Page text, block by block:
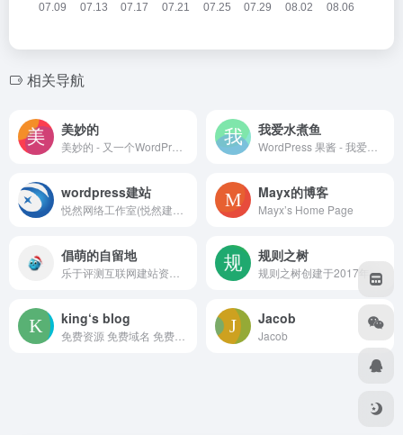
相关导航
美妙的 我爱水煮鱼
wordpress建站 Mayx的博客
Mayx’s Home Page
倡萌的自留地 规则之树
规则之树创建于2017年，由简单的个人技术小站，发展为综合性的文章内容博客，主要分享各类技术教程，互联网评测，原创小说文章等内容。一直以来，我们都在收集知识，创造知识，在互联网的潮流之中努力前行。
king‘s blog Jacob
Jacob